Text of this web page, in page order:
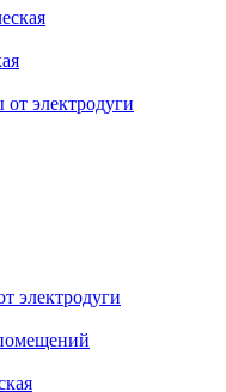
электродуги
электродуги